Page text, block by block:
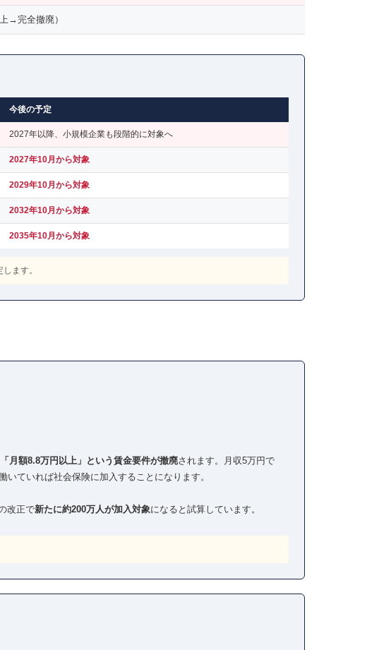
→完全撤廃）
今後の予定
2027年以降、小規模企業も段階的に対象へ
2027年10月から対象
2029年10月から対象
2032年10月から対象
2035年10月から対象
ます。
「月額8.8万円以上」という賃金要件が撤廃されます。月収5万円で
いていれば社会保険に加入することになります。
改正で新たに約200万人が加入対象になると試算しています。